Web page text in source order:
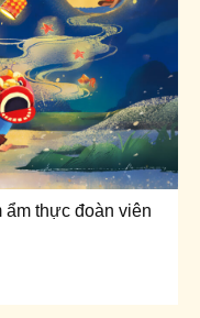
ẩm thực đoàn viên